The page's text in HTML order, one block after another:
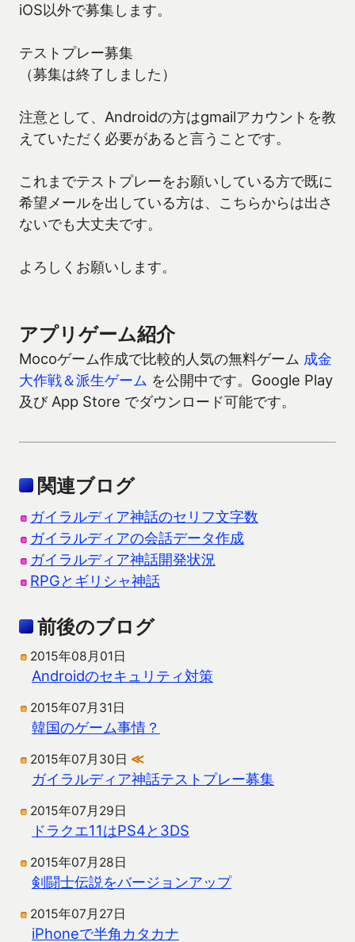
iOS以外で募集します。
テストプレー募集
（募集は終了しました）
注意として、Androidの方はgmailアカウントを教
えていただく必要があると言うことです。
これまでテストプレーをお願いしている方で既に
希望メールを出している方は、こちらからは出さ
ないでも大丈夫です。
よろしくお願いします。
アプリゲーム紹介
Mocoゲーム作成で比較的人気の無料ゲーム 成金
大作戦＆派生ゲーム を公開中です。Google Play
及び App Store でダウンロード可能です。
関連ブログ
ガイラルディア神話のセリフ文字数
ガイラルディアの会話データ作成
ガイラルディア神話開発状況
RPGとギリシャ神話
前後のブログ
2015年08月01日
Androidのセキュリティ対策
2015年07月31日
韓国のゲーム事情？
2015年07月30日 ≪
ガイラルディア神話テストプレー募集
2015年07月29日
ドラクエ11はPS4と3DS
2015年07月28日
剣闘士伝説をバージョンアップ
2015年07月27日
iPhoneで半角カタカナ